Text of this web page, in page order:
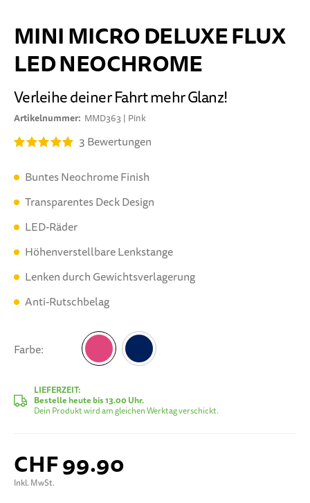
MINI MICRO DELUXE FLUX
LED NEOCHROME
Verleihe deiner Fahrt mehr Glanz!
Artikelnummer MMD363 | Pink
3 Bewertungen
Buntes Neochrome Finish
Transparentes Deck Design
LED-Räder
Höhenverstellbare Lenkstange
Lenken durch Gewichtsverlagerung
Anti-Rutschbelag
Farbe
Pink
LIEFERZEIT:
Bestelle heute bis 13.00 Uhr.
Dein Produkt wird am gleichen Werktag verschickt.
CHF 99.90
Inkl. MwSt.